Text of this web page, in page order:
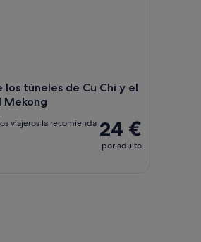
los túneles de Cu Chi y el
Mekong
24 €
por adulto
viajeros la recomienda